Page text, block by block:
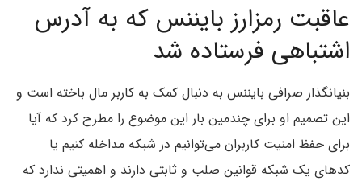
عاقبت رمزارز بایننس که به آدرس
اشتباهی فرستاده شد
بنیانگذار صرافی بایننس به دنبال کمک به کاربر مال باخته است و
این تصمیم او برای چندمین بار این موضوع را مطرح کرد که آیا
برای حفظ امنیت کاربران می‌توانیم در شبکه مداخله کنیم یا
کدهای یک شبکه قوانین صلب و ثابتی دارند و اهمیتی ندارد که